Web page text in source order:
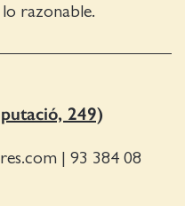
razonable.
249)
| 93 384 08